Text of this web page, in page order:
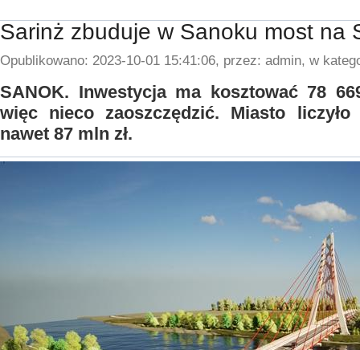
Sarinż zbuduje w Sanoku most na
Opublikowano: 2023-10-01 15:41:06, przez: admin, w
SANOK. Inwestycja ma kosztować 78
więc nieco zaoszczędzić. Miasto
nawet 87 mln zł.